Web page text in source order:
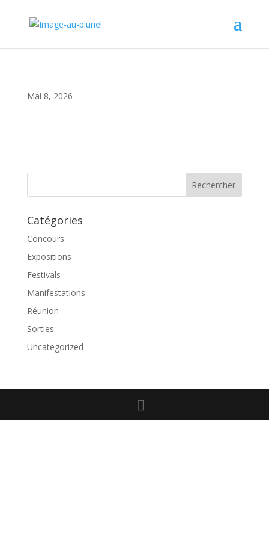
Mai 8, 2026
Catégories
Concours
Expositions
Festivals
Manifestations
Réunion
Sorties
Uncategorized